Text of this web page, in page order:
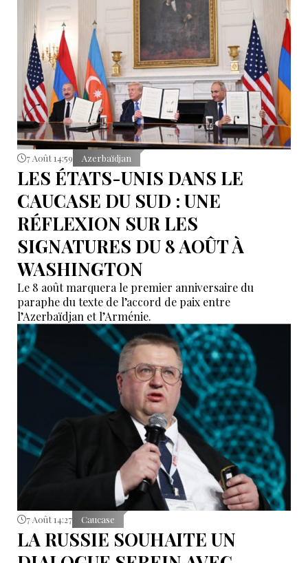
7 Août 14:59 Azerbaïdjan
LES ÉTATS-UNIS DANS LE
CAUCASE DU SUD : UNE
RÉFLEXION SUR LES
SIGNATURES DU 8 AOÛT À
WASHINGTON
Le 8 août marquera le premier anniversaire du
paraphe du texte de l’accord de paix entre
l’Azerbaïdjan et l’Arménie.
7 Août 14:27 Caucase
LA RUSSIE SOUHAITE UN